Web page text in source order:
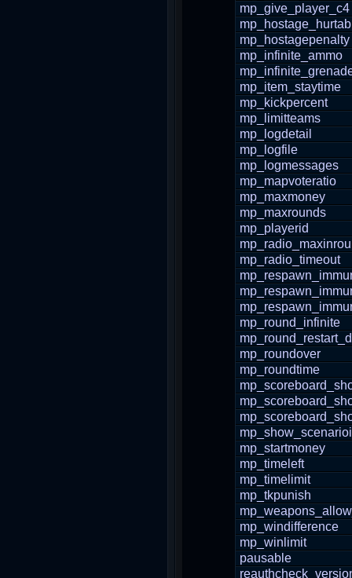
mp_give_player_c4
mp_hostagepenalty
mp_infinite_ammo
mp_item_staytime
mp_kickpercent
mp_limitteams
mp_logdetail
mp_logfile
mp_logmessages
mp_mapvoteratio
mp_maxmoney
mp_maxrounds
mp_playerid
mp_radio_timeout
mp_round_infinite
mp_roundover
mp_roundtime
mp_startmoney
mp_timeleft
mp_timelimit
mp_tkpunish
mp_windifference
mp_winlimit
pausable